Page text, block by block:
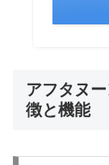
アフタヌ
徴と機能